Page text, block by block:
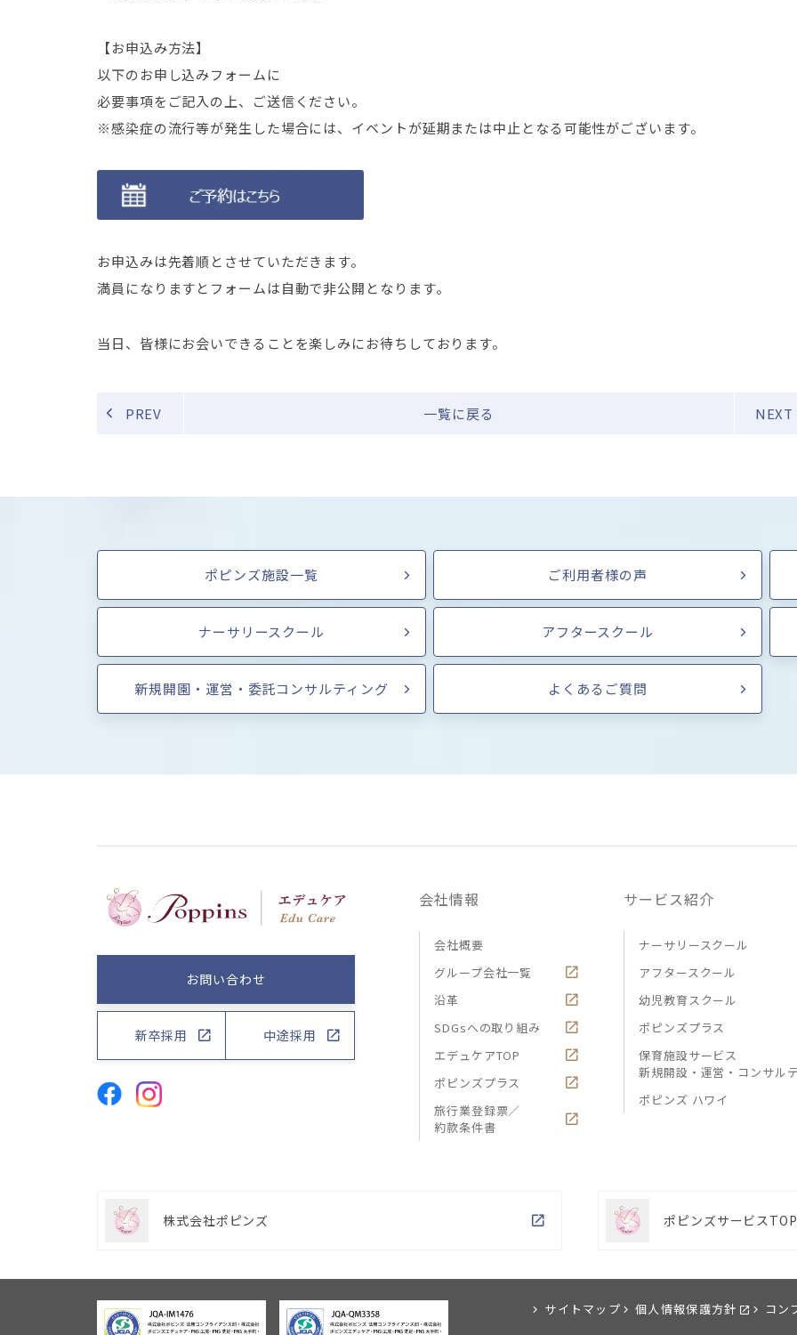
【お申込み方法】
以下のお申し込みフォームに
必要事項をご記入の上、ご送信ください。
※感染症の流行等が発生した場合には、イベントが延期または中止となる可能性がございます。
お申込みは先着順とさせていただきます。
満員になりますとフォームは自動で非公開となります。
当日、皆様にお会いできることを楽しみにお待ちしております。
PREV 一覧に戻る NEXT
ポピンズ施設一覧 ご利用者様の声
ナーサリースクール アフタースクール
新規開園・運営・委託コンサルティング よくあるご質問
お問い合わせ
新卒採用 中途採用
会社情報
会社概要
グループ会社一覧
沿革
SDGsへの取り組み
エデュケアTOP
ポピンズプラス
旅行業登録票／
約款条件書
サービス紹介
ナーサリースクール
アフタースクール
幼児教育スクール
ポピンズプラス
保育施設サービス
新規開設・運営・コンサル
ポピンズ ハワイ
株式会社ポピンズ ポピンズサービスTOP
サイトマップ 個人情報保護方針 コン